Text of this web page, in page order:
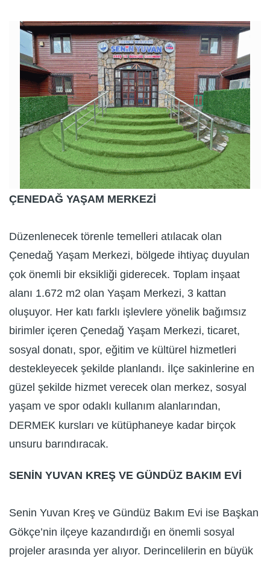
ÇENEDAĞ YAŞAM MERKEZİ
Düzenlenecek törenle temelleri atılacak olan
Çenedağ Yaşam Merkezi, bölgede ihtiyaç duyulan
çok önemli bir eksikliği giderecek. Toplam inşaat
alanı 1.672 m2 olan Yaşam Merkezi, 3 kattan
oluşuyor. Her katı farklı işlevlere yönelik bağımsız
birimler içeren Çenedağ Yaşam Merkezi, ticaret,
sosyal donatı, spor, eğitim ve kültürel hizmetleri
destekleyecek şekilde planlandı. İlçe sakinlerine en
güzel şekilde hizmet verecek olan merkez, sosyal
yaşam ve spor odaklı kullanım alanlarından,
DERMEK kursları ve kütüphaneye kadar birçok
unsuru barındıracak.
SENİN YUVAN KREŞ VE GÜNDÜZ BAKIM EVİ
Senin Yuvan Kreş ve Gündüz Bakım Evi ise Başkan
Gökçe’nin ilçeye kazandırdığı en önemli sosyal
projeler arasında yer alıyor. Derincelilerin en büyük